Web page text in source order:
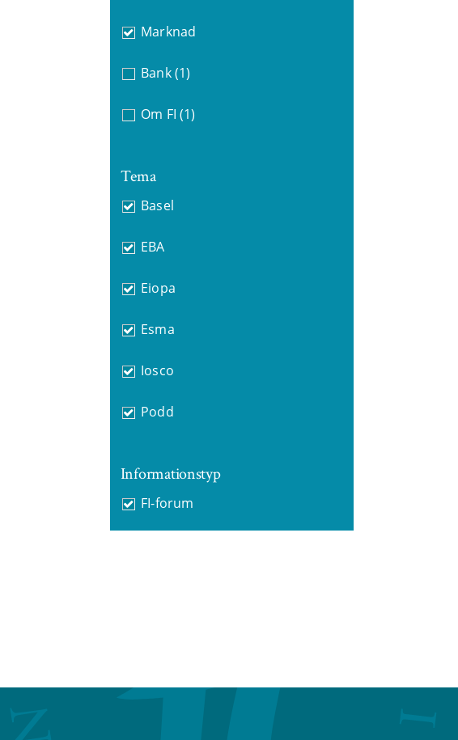
Marknad
Bank (1)
Om FI (1)
Tema
Basel
EBA
Eiopa
Esma
Iosco
Podd
Informationstyp
FI-forum